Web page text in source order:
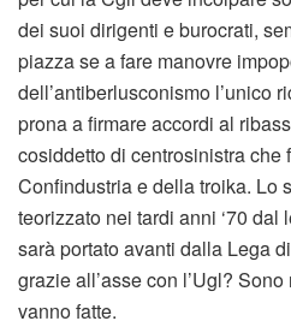
dei suoi dirigenti e burocrati,
piazza se a fare manovre
dell’antiberlusconismo l’unico
prona a firmare accordi al
cosiddetto di centrosinistra che
Confindustria e della troika. Lo
teorizzato nei tardi anni ‘70
sarà portato avanti dalla Lega
grazie all’asse con l’Ugl?
vanno fatte.